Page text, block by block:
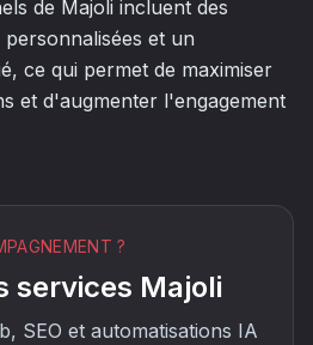
de Majoli incluent des
et un
ce qui permet de maximiser
et d'augmenter l'engagement
?
services Majoli
SEO et automatisations IA